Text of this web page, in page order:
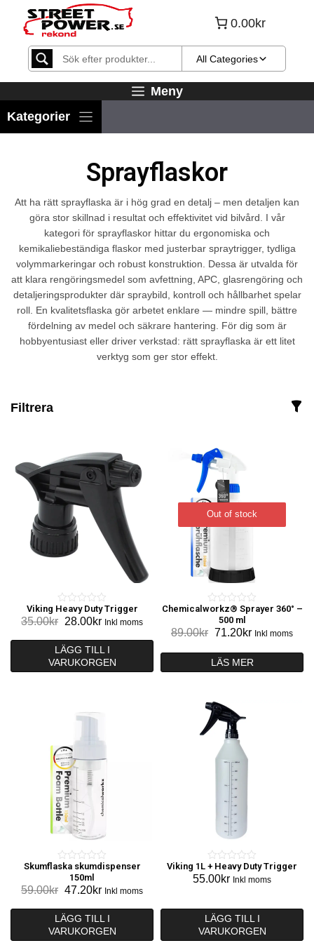
Hoppa
innehåll
0.00kr
All Categories
Meny
Sprayflaskor
Att ha rätt sprayflaska är i hög grad en detalj – men detaljen kan
göra stor skillnad i resultat och effektivitet vid bilvård. I vår
kategori för sprayflaskor hittar du ergonomiska och
kemikaliebeständiga flaskor med justerbar spray­trigger, tydliga
volym­markeringar och robust konstruktion. Dessa är utvalda för
att klara rengöringsmedel som avfettning, APC, glasrengöring och
detaljeringsprodukter där spraybild, kontroll och hållbarhet spelar
roll. En kvalitetsflaska gör arbetet enklare — mindre spill, bättre
fördelning av medel och säkrare hantering. För dig som är
hobbyentusiast eller driver verkstad: rätt sprayflaska är ett litet
verktyg som ger stor effekt.
Filtrera
0
o
t
o
Viking Heavy Duty Trigger
35.00kr Det
priset
var:
28.00krDet
priset
är:
Inkl moms
LÄGG TILL I
VARUKORGEN
Out of stock
0
t
o
Chemicalworkz® Sprayer 360° –
500 ml
89.00kr Det
priset
var:
71.20krDet
priset
är:
Inkl moms
LÄS MER
0
t
o
f
Skumflaska skumdispenser
150ml
59.00kr Det
priset
var:
47.20krDet
priset
är:
Inkl moms
LÄGG TILL I
VARUKORGEN
0
o
t
o
f
Viking 1L + Heavy Duty Trigger
55.00kr Inkl moms
LÄGG TILL I
VARUKORGEN